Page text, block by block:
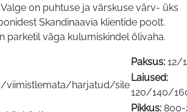
on puhtuse ja värskuse värv- üks
Skandinaavia klientide poolt.
parketil väga kulumiskindel õlivaha.
Paksus: 12/
viimistlemata/harjatud/sile
Laiused:
120/140/
Pikkus: